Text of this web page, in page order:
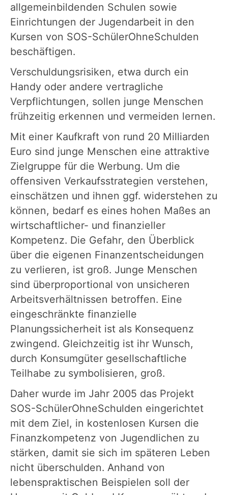
allgemeinbildenden Schulen sowie
Einrichtungen der Jugendarbeit in den
Kursen von SOS-SchülerOhneSchulden
beschäftigen.
Verschuldungsrisiken, etwa durch ein
Handy oder andere vertragliche
Verpflichtungen, sollen junge Menschen
frühzeitig erkennen und vermeiden lernen.
Mit einer Kaufkraft von rund 20 Milliarden
Euro sind junge Menschen eine attraktive
Zielgruppe für die Werbung. Um die
offensiven Verkaufsstrategien verstehen,
einschätzen und ihnen ggf. widerstehen zu
können, bedarf es eines hohen Maßes an
wirtschaftlicher- und finanzieller
Kompetenz. Die Gefahr, den Überblick
über die eigenen Finanzentscheidungen
zu verlieren, ist groß. Junge Menschen
sind überproportional von unsicheren
Arbeitsverhältnissen betroffen. Eine
eingeschränkte finanzielle
Planungssicherheit ist als Konsequenz
zwingend. Gleichzeitig ist ihr Wunsch,
durch Konsumgüter gesellschaftliche
Teilhabe zu symbolisieren, groß.
Daher wurde im Jahr 2005 das Projekt
SOS-SchülerOhneSchulden eingerichtet
mit dem Ziel, in kostenlosen Kursen die
Finanzkompetenz von Jugendlichen zu
stärken, damit sie sich im späteren Leben
nicht überschulden. Anhand von
lebenspraktischen Beispielen soll der